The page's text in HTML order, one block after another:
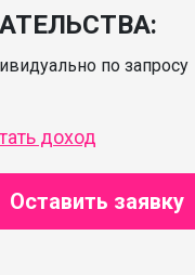
по запросу
доход
Оставить заявку